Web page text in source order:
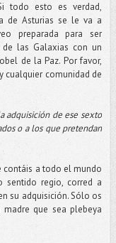
todo esto es verdad,
de Asturias se le va a
preparada para ser
las Galaxias con un
de la Paz. Por favor,
cualquier comunidad de
adquisición de ese sexto
o a los que pretendan
contáis a todo el mundo
sentido regio, corred a
su adquisición. Sólo os
que sea plebeya